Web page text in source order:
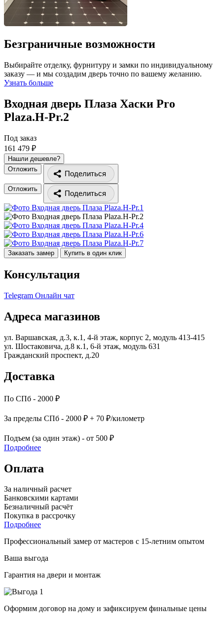
Безграничные возможности
Выбирайте отделку, фурнитуру и замки по индивидуальному
заказу — и мы создадим дверь точно по вашему желанию.
Узнать больше
Входная дверь Плаза Хаски Pro
Plaza.H-Pr.2
Под заказ
161 479 ₽
Нашли дешевле?
Отложить
Поделиться
Отложить
Поделиться
Заказать замер Купить в один клик
Консультация
Telegram Онлайн чат
Адреса магазинов
ул. Варшавская, д.3, к.1, 4-й этаж, корпус 2, модуль 413-415
ул. Шостаковича, д.8 к.1, 6-й этаж, модуль 631
Гражданский проспект, д.20
Доставка
По СПб - 2000 ₽
За пределы СПб - 2000 ₽ + 70 ₽/километр
Подъем (за один этаж) - от 500 ₽
Подробнее
Оплата
За наличный расчет
Банковскими картами
Безналичный расчёт
Покупка в рассрочку
Подробнее
Профессиональный замер от мастеров с 15-летним опытом
Ваша выгода
Гарантия на двери и монтаж
Оформим договор на дому и зафиксируем финальные цены